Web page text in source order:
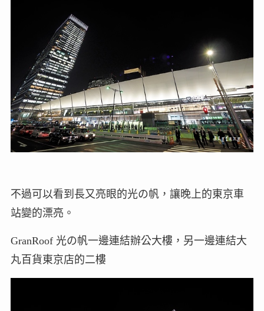
不過可以看到長又亮眼的光の帆，讓晚上的東京車
站變的漂亮。
GranRoof 光の帆一邊連結辦公大樓，另一邊連結大
丸百貨東京店的二樓